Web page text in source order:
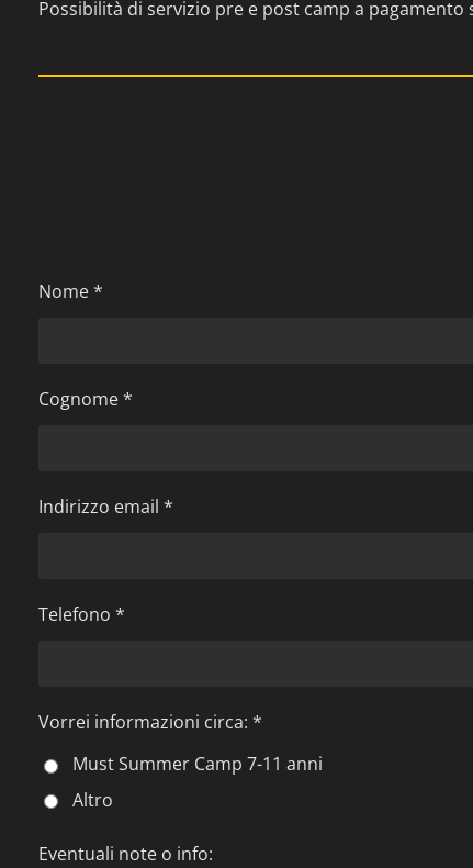
Possibilità di servizio pre e post camp a pagamento
Nome *
Cognome *
Indirizzo email *
Telefono *
Vorrei informazioni circa: *
Must Summer Camp 7-11 anni
Altro
Eventuali note o info: